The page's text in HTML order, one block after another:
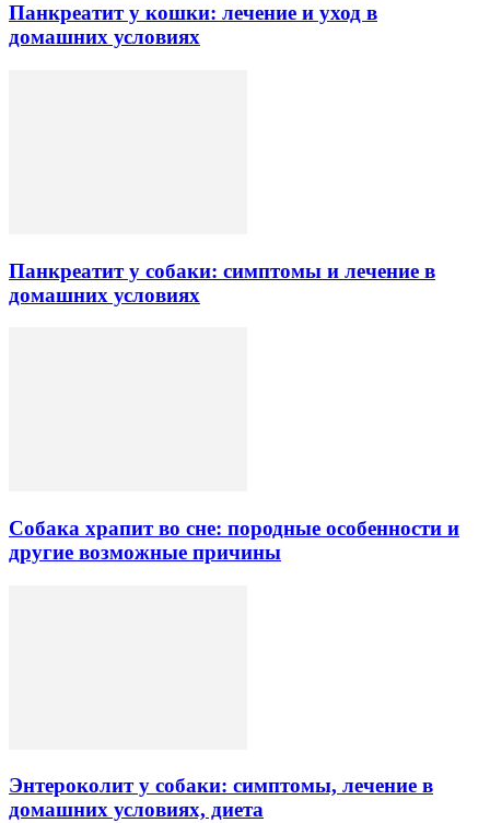
Панкреатит у кошки: лечение и уход в
домашних условиях
Панкреатит у собаки: симптомы и лечение в
домашних условиях
Собака храпит во сне: породные особенности и
другие возможные причины
Энтероколит у собаки: симптомы, лечение в
домашних условиях, диета